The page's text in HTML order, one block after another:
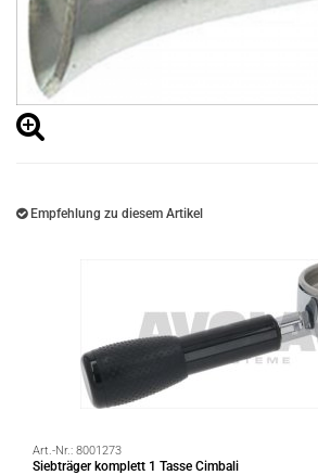
Empfehlung zu diesem Artikel
Art.-Nr.: 8001273
Siebträger komplett 1 Tasse Cimbali